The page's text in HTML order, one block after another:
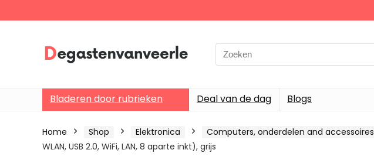
Search
for:
Bladeren door rubrieken Deal van de dag Blogs
Home Shop Elektronica Computers, onderdelen and accessoires
WLAN, USB 2.0, WiFi, LAN, 8 aparte inkt), grijs